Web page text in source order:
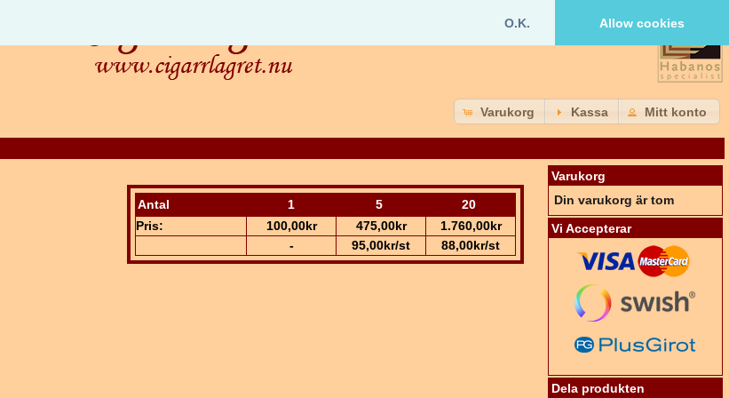
O.K. Allow cookies
Varukorg Kassa Mitt konto
Antal 1 5
20
Pris:
100,00kr 475,00kr
1.760,00kr
-
95,00kr/st 88,00kr/st
Varukorg
Din varukorg är tom
Vi Accepterar
Dela produkten